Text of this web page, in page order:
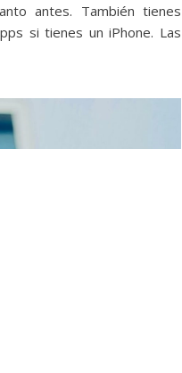
antes. También tienes
si tienes un iPhone. Las